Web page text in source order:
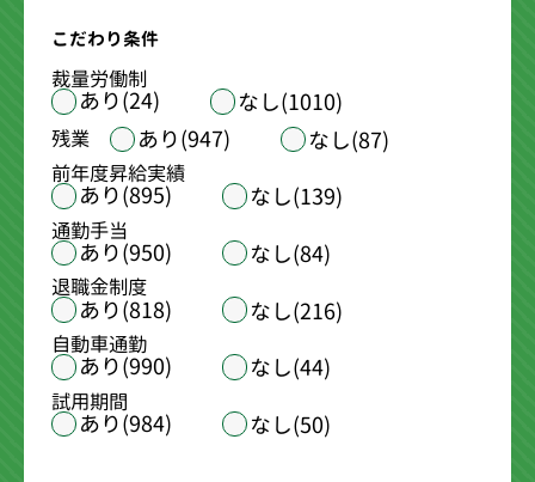
こだわり条件
裁量労働制
あり(24) なし(1010)
残業 あり(947) なし(87)
前年度昇給実績
あり(895) なし(139)
通勤手当
あり(950) なし(84)
退職金制度
あり(818) なし(216)
自動車通勤
あり(990) なし(44)
試用期間
あり(984) なし(50)